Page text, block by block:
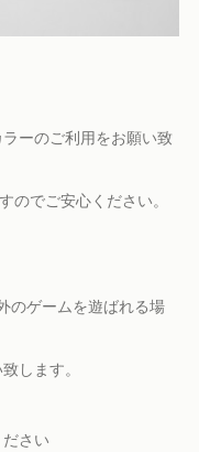
のご利用をお願い致
ご安心ください。
ームを遊ばれる場
ます。
さい